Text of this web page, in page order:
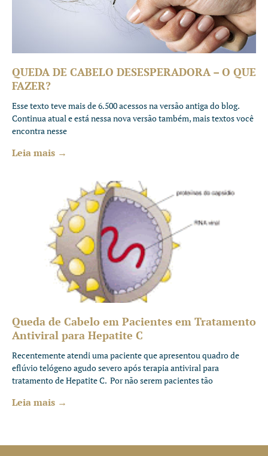
QUEDA DE CABELO DESESPERADORA – O QUE
FAZER?
Esse texto teve mais de 6.500 acessos na versão antiga do blog.
Continua atual e está nessa nova versão também, mais textos você
encontra nesse
Leia mais →
Queda de Cabelo em Pacientes em Tratamento
Antiviral para Hepatite C
Recentemente atendi uma paciente que apresentou quadro de
eflúvio telógeno agudo severo após terapia antiviral para
tratamento de Hepatite C. Por não serem pacientes tão
Leia mais →